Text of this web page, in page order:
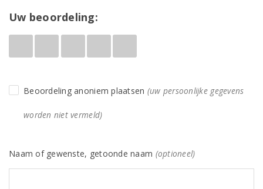
Uw beoordeling:
Beoordeling anoniem plaatsen (uw persoonlijke gegevens
worden niet vermeld)
Naam of gewenste, getoonde naam (optioneel)